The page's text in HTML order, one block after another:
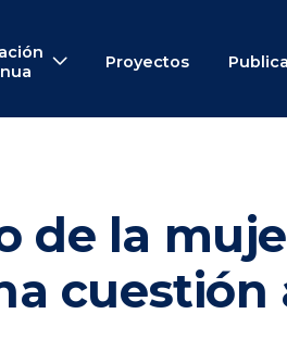
Proyectos
de la
cuestión